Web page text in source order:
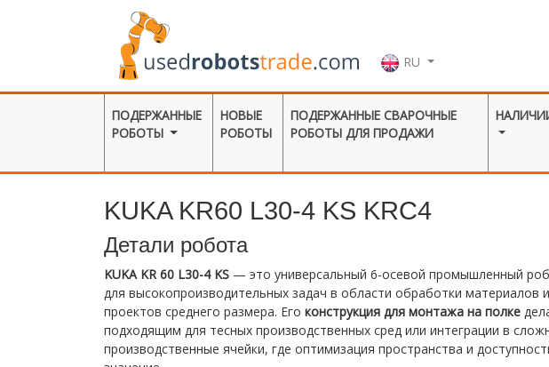
RU
ПОДЕРЖАННЫЕ
РОБОТЫ
НОВЫЕ
РОБОТЫ
ПОДЕРЖАННЫЕ СВАРОЧНЫЕ
РОБОТЫ ДЛЯ ПРОДАЖИ
KUKA KR60 L30-4 KS KRC4
Детали робота
KUKA KR 60 L30-4 KS — это универсальный 6-осевой промышленный
для высокопроизводительных задач в области обработки материалов
проектов среднего размера. Его конструкция для монтажа на полке
подходящим для тесных производственных сред или интеграции в
производственные ячейки, где оптимизация пространства и